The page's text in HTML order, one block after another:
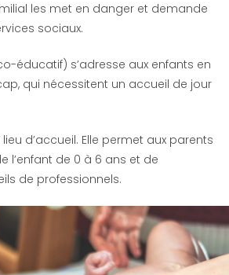
les met en danger et demande
sociaux.
éducatif) s’adresse aux enfants en
qui nécessitent un accueil de jour
d’accueil. Elle permet aux parents
l’enfant de 0 à 6 ans et de
de professionnels.